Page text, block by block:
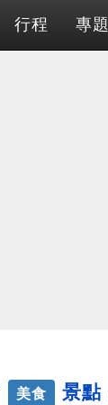
行程 專題
美食 景點